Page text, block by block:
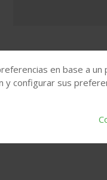
en base a un
y configurar sus